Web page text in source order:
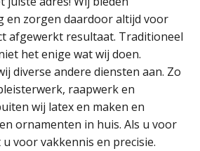
en zorgen daardoor altijd voor
afgewerkt resultaat. Traditioneel
het enige wat wij doen.
diverse andere diensten aan. Zo
raapwerk en
wij latex en maken en
ornamenten in huis. Als u voor
voor vakkennis en precisie.